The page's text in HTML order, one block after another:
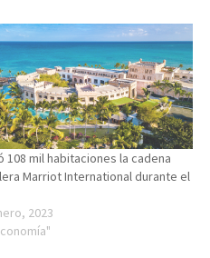
108 mil habitaciones la cadena
Marriot International durante el
2023